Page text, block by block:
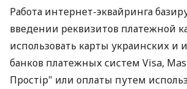
Работа интернет-эквайринга
введении реквизитов платежной
использовать карты украинских и
банков платежных систем Visa,
Простір" или оплаты путем